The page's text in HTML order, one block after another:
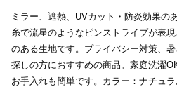
ミラー、遮熱、UVカット・防炎効果の
糸で流星のようなピンストライプが表
のある生地です。プライバシー対策、
探しの方におすすめの商品。家庭洗濯
お手入れも簡単です。カラー：ナチュ